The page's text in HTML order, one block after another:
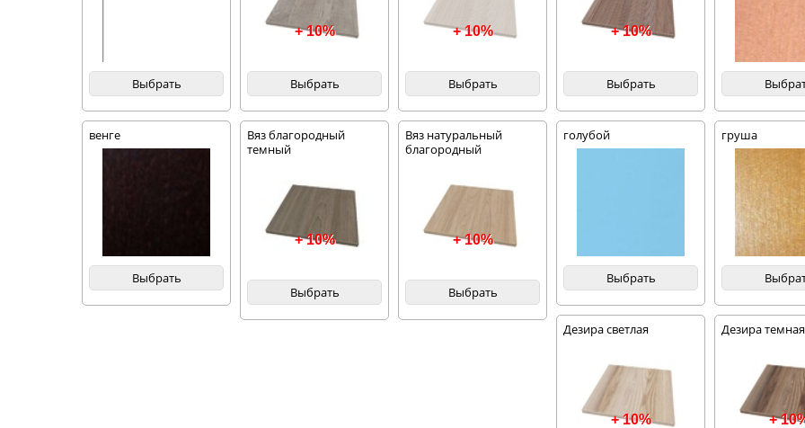
Выбрать
+ 10%
Выбрать
+ 10%
Выбрать
+ 10%
Выбрать
венге
Выбрать
Вяз благородный
темный
+ 10%
Выбрать
Вяз натуральный
благородный
+ 10%
Выбрать
голубой
Выбрать
груша
Дезира светлая
+ 10%
Дезира темная
+